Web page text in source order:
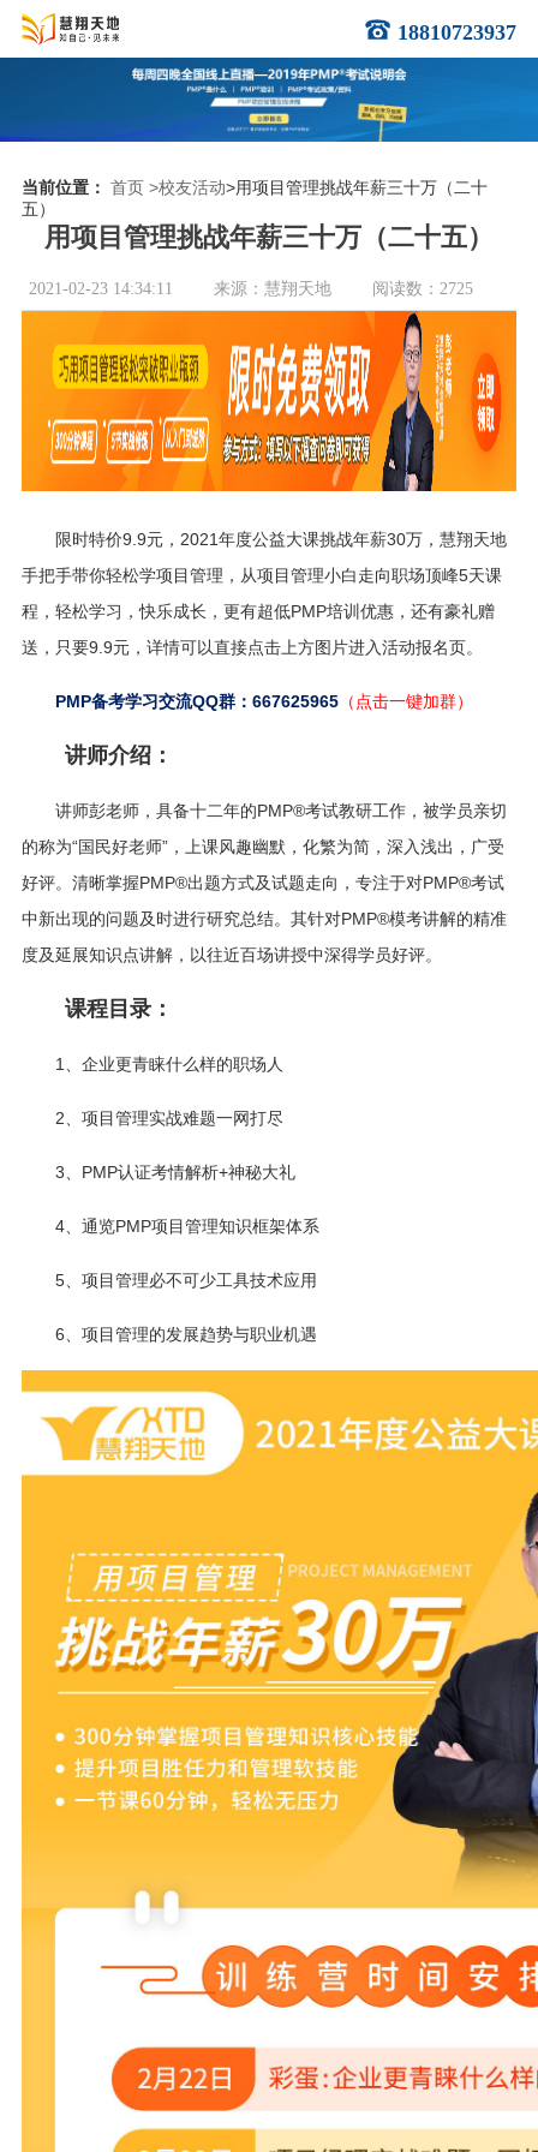
18810723937
当前位置： 首页 >校友活动>用项目管理挑战年薪三十万（二十
五）
用项目管理挑战年薪三十万（二十五）
2021-02-23 14:34:11 来源：慧翔天地 阅读数：2725
限时特价9.9元，2021年度公益大课挑战年薪30万， 慧翔天地
手把手带你轻松学项目管理，从项目管理小白走向职场顶峰5天课
程，轻松学习，快乐成长，更有超低PMP培训优惠，还有豪礼赠
送，只要9.9元，详情可以直接点击上方图片进入活动报名页。
PMP备考学习交流QQ群：667625965（点击一键加群）
讲师介绍：
讲师彭老师，具备十二年的PMP®考试教研工作，被学员亲切
的称为“国民好老师”，上课风趣幽默，化繁为简，深入浅出，广受
好评。清晰掌握PMP®出题方式及试题走向，专注于对PMP®考试
中新出现的问题及时进行研究总结。其针对PMP®模考讲解的精准
度及延展知识点讲解，以往近百场讲授中深得学员好评。
课程目录：
1、企业更青睐什么样的职场人
2、项目管理实战难题一网打尽
3、PMP认证考情解析+神秘大礼
4、通览PMP项目管理知识框架体系
5、项目管理必不可少工具技术应用
6、项目管理的发展趋势与职业机遇